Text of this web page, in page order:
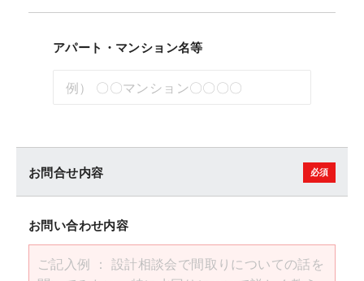
アパート・マンション名等
お問合せ内容
お問い合わせ内容